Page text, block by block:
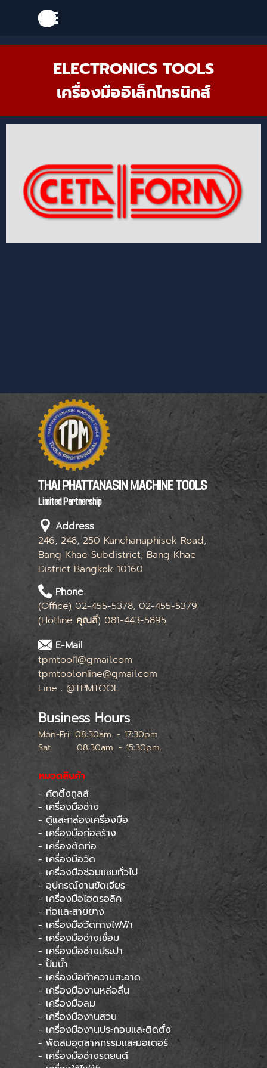
Skip menu
Skip menu
ELECTRONICS TOOLS
เครื่องมืออิเล็กโทรนิกส์
THAI PHATTANASIN MACHINE TOOLS
Limited Partnership
Address
246, 248, 250 Kanchanaphisek Road,
Bang Khae Subdistrict, Bang Khae
District Bangkok 10160
Phone
(Office) 02-455-5378, 02-455-5379
(Hotline คุณลี่) 081-443-5895
E-Mail
tpmtool1@gmail.com
tpmtool.online@gmail.com
Line : @TPMTOOL
Business Hours
Mon-Fri 08:30am. - 17:30pm.
Sat
08:30am. - 15:30pm.
หยุดทุกเสาร์สุดท้ายของเดือน
หมวดสินค้า
- คัตติ้งทูลส์
- เครื่องมือช่าง
- ตู้และกล่องเครื่องมือ
- เครื่องมือก่อสร้าง
- เครื่องตัดท่อ
- เครื่องมือวัด
- เครื่องมือซ่อมแซมทั่วไป
- อุปกรณ์งานขัดเจียร
- เครื่องมือไฮดรอลิค
- ท่อและสายยาง
- เครื่องมือวัดทางไฟฟ้า
- เครื่องมือช่างเชื่อม
- เครื่องมือช่างประปา
- ปั้มน้ำ
- เครื่องมือทำความสะอาด
- เครื่องมืองานหล่อลื่น
- เครื่องมือลม
- เครื่องมืองานสวน
- เครื่องมืองานประกอบและติดตั้ง
- พัดลมอุตสาหกรรมและมอเตอร์
- เครื่องมือช่างรถยนต์